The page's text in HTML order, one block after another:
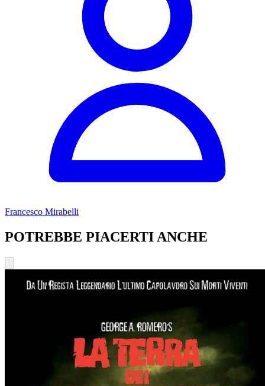
Francesco Mirabelli
POTREBBE PIACERTI ANCHE